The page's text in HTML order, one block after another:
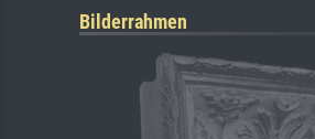
Bilderrahmen